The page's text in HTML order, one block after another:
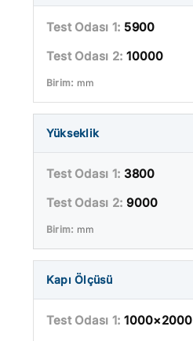
5900
10000
mm
Yükseklik
3800
9000
mm
Kapı Ölçüsü
1000×2000